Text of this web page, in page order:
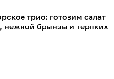
трио: готовим салат
нежной брынзы и терпких